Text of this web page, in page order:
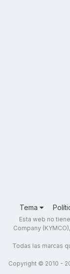
Tema
Esta web no
Company
Todas las marcas
Copyright © 2010 -